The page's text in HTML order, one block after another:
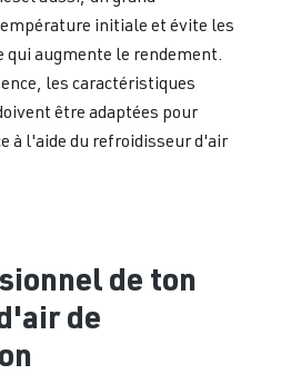
initiale et évite les
qui augmente le rendement.
les caractéristiques
être adaptées pour
à l'aide du refroidisseur d'air
de ton
de